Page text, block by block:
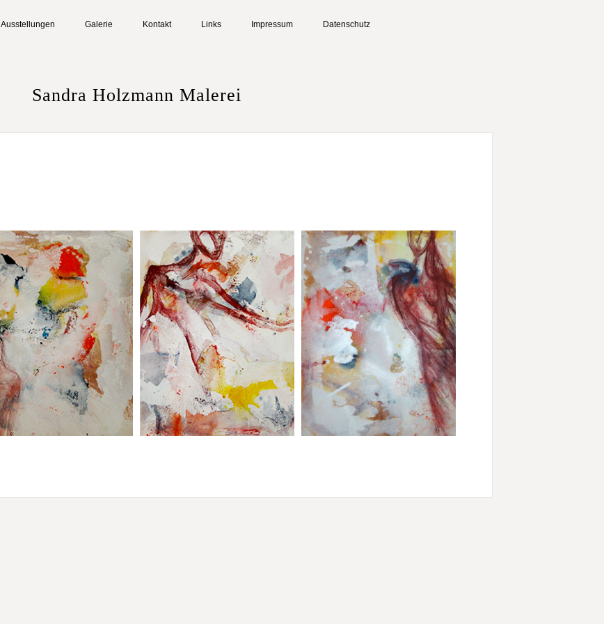
Ausstellungen Galerie Kontakt Links Impressum Datenschutz
Sandra Holzmann Malerei